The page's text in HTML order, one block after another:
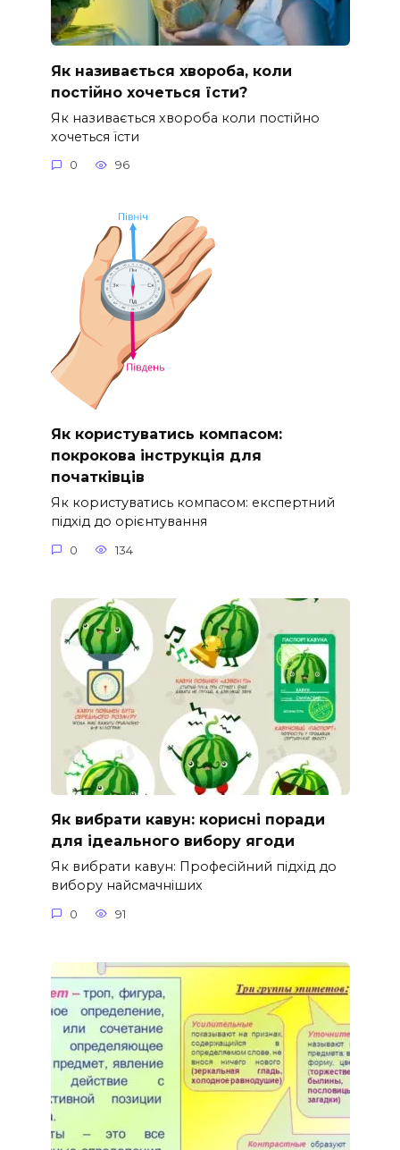
Як називається хвороба, коли
постійно хочеться їсти?
Як називається хвороба коли постійно
хочеться їсти
0 96
Як користуватись компасом:
покрокова інструкція для
початківців
Як користуватись компасом: експертний
підхід до орієнтування
0 134
Як вибрати кавун: корисні поради
для ідеального вибору ягоди
Як вибрати кавун: Професійний підхід до
вибору найсмачніших
0 91